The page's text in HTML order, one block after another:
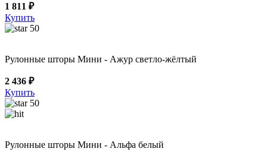
1 811 ₽
Купить
50
Рулонные шторы Мини - Ажур светло-жёлтый
2 436 ₽
Купить
50
Рулонные шторы Мини - Альфа белый